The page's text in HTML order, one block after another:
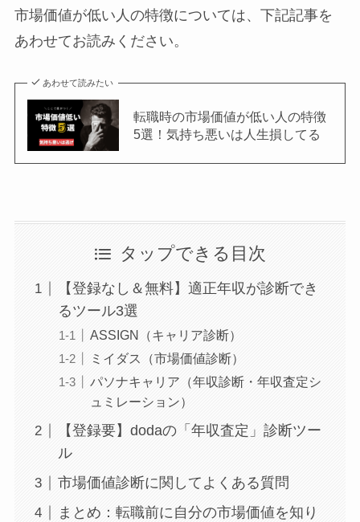
市場価値が低い人の特徴については、下記記事を
あわせてお読みください。
あわせて読みたい
転職時の市場価値が低い人の特徴
5選！気持ち悪いは人生損してる
タップできる目次
【登録なし＆無料】適正年収が診断でき
るツール3選
ASSIGN（キャリア診断）
ミイダス（市場価値診断）
パソナキャリア（年収診断・年収査定シ
ュミレーション）
【登録要】dodaの「年収査定」診断ツー
ル
市場価値診断に関してよくある質問
まとめ：転職前に自分の市場価値を知り